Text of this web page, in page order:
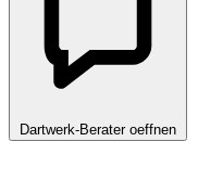
Dartwerk-Berater oeffnen